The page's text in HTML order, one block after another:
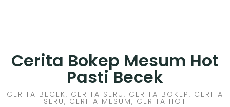
Skip
Cerita Bokep Mesum Hot
Pasti Becek
CERITA BECEK, CERITA SERU, CERITA BOKEP, CERITA
SERU, CERITA MESUM, CERITA HOT
CERITA SEX HOT